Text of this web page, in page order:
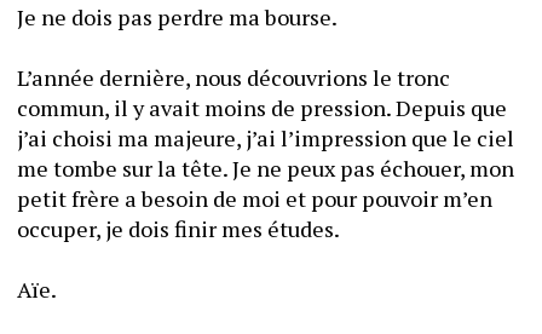
Je ne dois pas perdre ma bourse.
L’année dernière, nous découvrions le tronc
commun, il y avait moins de pression. Depuis que
j’ai choisi ma majeure, j’ai l’impression que le ciel
me tombe sur la tête. Je ne peux pas échouer, mon
petit frère a besoin de moi et pour pouvoir m’en
occuper, je dois finir mes études.
Aïe.